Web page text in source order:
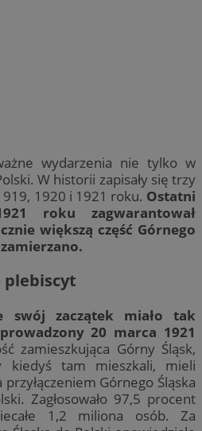
wydarzenia nie tylko w
W historii zapisały się trzy
1920 i 1921 roku. Ostatni
roku zagwarantował
większą część Górnego
plebiscyt
swój zaczątek miało tak
20 marca 1921
zamieszkująca Górny Śląsk,
kiedyś tam mieszkali, mieli
Górnego Śląska
Zagłosowało 97,5 procent
1,2 miliona osób. Za